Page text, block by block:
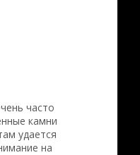
часто
камни
удается
на